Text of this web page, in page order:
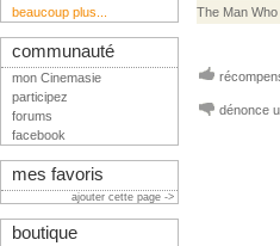
The Man
dénonce
beaucoup plus...
communauté
mon Cinemasie
participez
forums
facebook
mes favoris
ajouter cette page ->
boutique